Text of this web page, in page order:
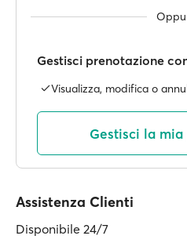
Gestisci prenotazione
Visualizza, modifica o
Gestisci la
Assistenza Clienti
Disponibile 24/7